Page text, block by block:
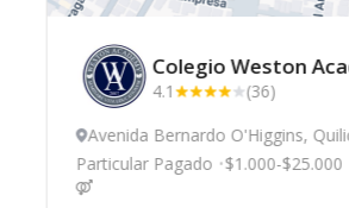
Colegio Weston
4.1
(36)
Avenida Bernardo O'Higgins,
Particular Pagado $1.000-$25.000